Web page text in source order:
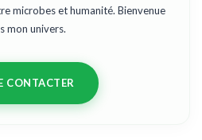
microbes et humanité. Bienvenue
mon univers.
CONTACTER